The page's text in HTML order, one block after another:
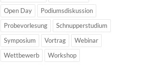
Open Day
Podiumsdiskussion
Probevorlesung
Schnupperstudium
Symposium
Vortrag
Webinar
Wettbewerb
Workshop